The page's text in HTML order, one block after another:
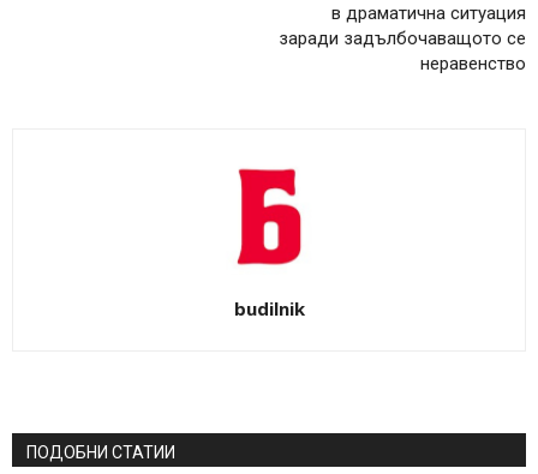
в драматична ситуация
заради задълбочаващото се
неравенство
budilnik
ПОДОБНИ СТАТИИ